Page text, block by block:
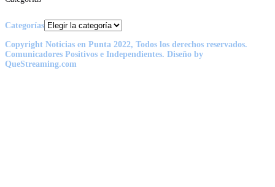
Categorías
Copyright Noticias en Punta 2022, Todos los derechos reservados.
Comunicadores Positivos e Independientes. Diseño by
QueStreaming.com